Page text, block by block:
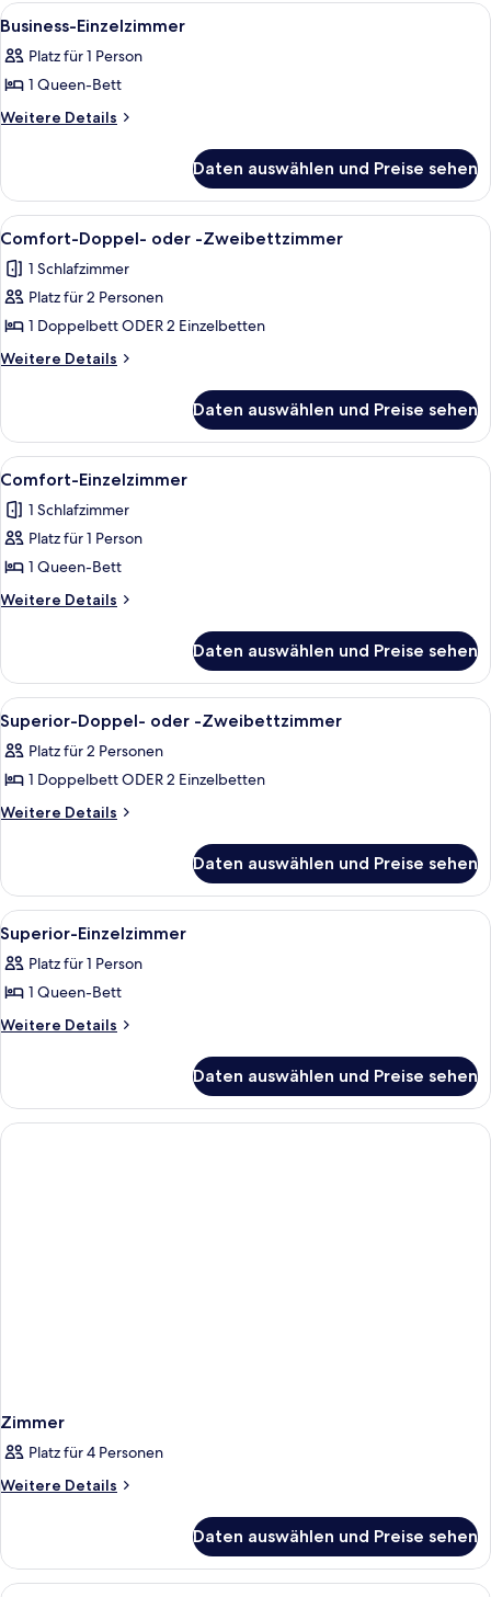
Alle
Fotos
für
Business-
Einzelzimmer
Ein Hotelzimmer mit großem
7
Business-Einzelzimmer
Platz für 1 Person
1 Queen-Bett
Weitere Details
Weitere
Einzelzimmer
Daten auswählen und Preise sehen
Alle
Fotos
für
Comfort-
Doppel-
oder
anzeigen
Ein Hotelzimmer mit zwei Betten,
6
Comfort-Doppel- oder -Zweibettzimmer
1 Schlafzimmer
Platz für 2 Personen
1 Doppelbett ODER 2 Einzelbetten
Weitere Details
Weitere
Doppel-
oder
-
Daten auswählen und Preise sehen
Alle
Fotos
für
Comfort-
Einzelzimmer
anzeigen
Ein modernes Hotelzimmer mit Bett,
4
Comfort-Einzelzimmer
1 Schlafzimmer
Platz für 1 Person
1 Queen-Bett
Weitere Details
Weitere
Einzelzimmer
Daten auswählen und Preise sehen
Alle
Fotos
für
Superior-
Doppel-
Zweibettzimmer
anzeigen
Ein Hotelzimmer mit zwei Betten,
5
Superior-Doppel- oder -Zweibettzimmer
Platz für 2 Personen
1 Doppelbett ODER 2 Einzelbetten
Weitere Details
Weitere
Doppel-
oder
-
Zweibettzimmer
Daten auswählen und Preise sehen
Alle
Fotos
für
Superior-
Einzelzimmer
Ein Hotelzimmer mit einem großen
5
Superior-Einzelzimmer
Platz für 1 Person
1 Queen-Bett
Weitere Details
Weitere
Einzelzimmer
Daten auswählen und Preise sehen
Zimmer
Platz für 4 Personen
Weitere Details
Weitere
Daten auswählen und Preise sehen